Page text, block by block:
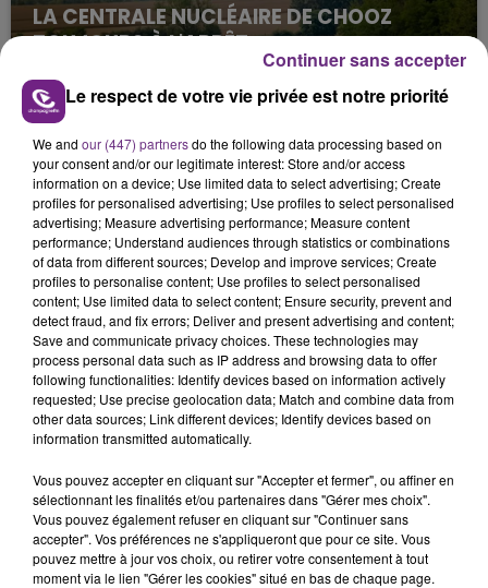
LA CENTRALE NUCLÉAIRE DE CHOOZ
TOUJOURS À L'ARRÊT
Cela fait déjà une semaine que la centrale
nucléaire ardennaise est à l'arrêt. Une situation
justifiée par la sécheresse intense qui est toujours
présente.
LE MAGASIN JOUÉCLUB DE REIMS FERME
SES PORTES
C'était l'une des institutions du centre-ville
rémois. Le magasin JouéClub est contraint de
fermer ses portes.
TITRES DIFFUSÉS
15h39
15h39 15h36
15h36
Le respect de votre vie privée est notre priorité
We and our (447) partnersdo the following data processing based on
your consent and/or our legitimate interest: Store and/or access
information on a device; Use limited data to select advertising; Create
profiles for personalised advertising; Use profiles to select personalised
advertising; Measure advertising performance; Measure content
performance; Understand audiences through statistics or combinations
of data from different sources; Develop and improve services; Create
profiles to personalise content; Use profiles to select personalised
content; Use limited data to select content; Ensure security, prevent and
detect fraud, and fix errors; Deliver and present advertising and content;
Save and communicate privacy choices. These technologies may
process personal data such as IP address and browsing data to offer
following functionalities: Identify devices based on information actively
requested; Use precise geolocation data; Match and combine data from
other data sources; Link different devices; Identify devices based on
information transmitted automatically.
Vous pouvez accepter en cliquant sur "Accepter et fermer", ou affiner en
sélectionnant les finalités et/ou partenaires dans "Gérer mes choix".
Vous pouvez également refuser en cliquant sur "Continuer sans
accepter". Vos préférences ne s'appliqueront que pour ce site. Vous
pouvez mettre à jour vos choix, ou retirer votre consentement à tout
moment via le lien "Gérer les cookies" situé en bas de chaque page.
Continuer sans accepter